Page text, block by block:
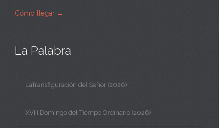
Cómo llegar →
La Palabra
LaTransfiguración del Señor (2026)
XVIII Domingo del Tiempo Ordinario (2026)